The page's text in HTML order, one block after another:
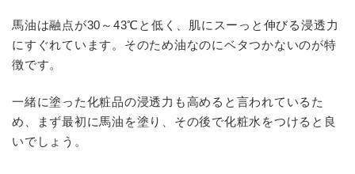
馬油は融点が30～43℃と低く、肌にスーっと伸びる浸透力
にすぐれています。そのため油なのにベタつかないのが特
徴です。
一緒に塗った化粧品の浸透力も高めると言われているた
め、まず最初に馬油を塗り、その後で化粧水をつけると良
いでしょう。